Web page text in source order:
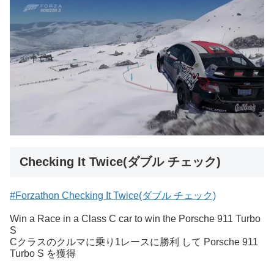
Checking It Twice(ダブル チェック)
#Forzathon Checking It Twice(ダブル チェック)
Win a Race in a Class C car to win the Porsche 911 Turbo
S
Cクラスのクルマに乗り1レースに勝利 して Porsche 911
Turbo S を獲得